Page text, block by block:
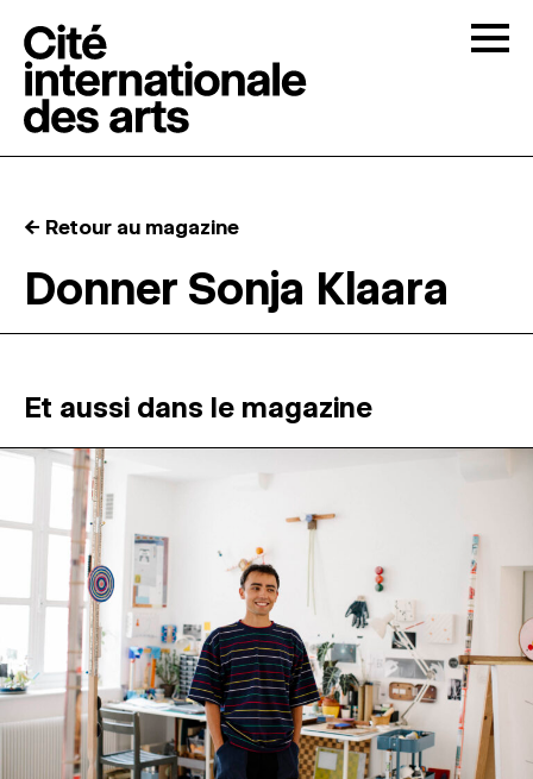
RÉSIDENCES ↓
ATELIERS OUVERTS
PROGRAMMATION
MAGAZINE
ESPACES DE PRATIQUE ARTISTIQUE ↓
Recherche
Connexion
← Retour au magazine
Donner Sonja Klaara
Et aussi dans le magazine